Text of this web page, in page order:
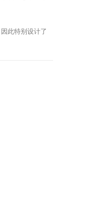
此特别设计了